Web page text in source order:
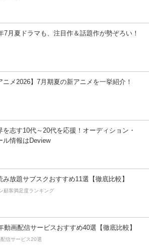
7月夏ドラマも、注目作＆話題作が勢ぞろい！
ニメ2026】7月期夏の新アニメを一挙紹介！
を志す10代～20代を応援！オーディション・
ル情報はDeview
み放題サブスクおすすめ11選【徹底比較】
顧客満足度ランキング
動画配信サービスおすすめ40選【徹底比較】
信サービス20選